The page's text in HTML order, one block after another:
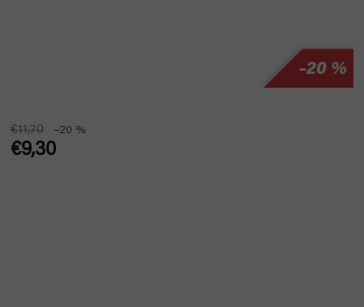
–20 %
€11,70 –20 %
€9,30